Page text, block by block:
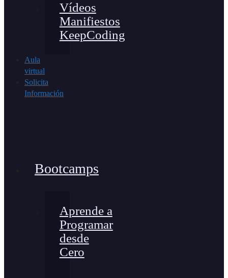
Vídeos
Manifiestos
KeepCoding
Aula
virtual
Solicita
Información
Bootcamps
Aprende a
Programar
desde
Cero